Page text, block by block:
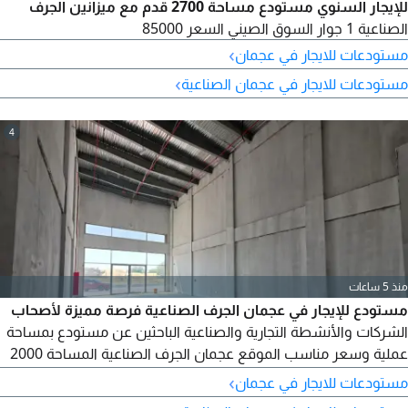
للإيجار السنوي مستودع مساحة 2700 قدم مع ميزانين الجرف
الصناعية 1 جوار السوق الصيني السعر 85000
مستودعات للايجار في عجمان›
مستودعات للايجار في عجمان الصناعية›
4
منذ 5 ساعات
مستودع للإيجار في عجمان الجرف الصناعية فرصة مميزة لأصحاب
الشركات والأنشطة التجارية والصناعية الباحثين عن مستودع بمساحة
عملية وسعر مناسب الموقع عجمان الجرف الصناعية المساحة 2000
والأنشطة التجارية والصناعية حسب النشاط والموافقات مساحة
مستودعات للايجار في عجمان›